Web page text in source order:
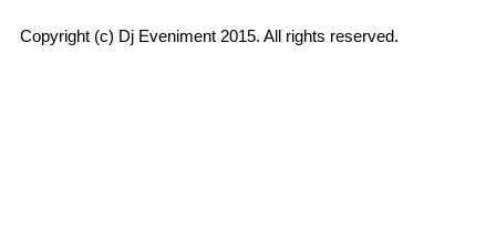
Copyright (c) Dj Eveniment 2015. All rights reserved.